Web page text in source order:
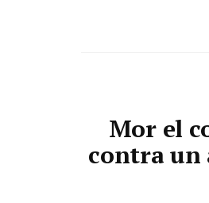
Mor el
contra un